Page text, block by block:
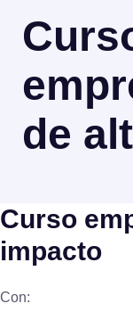
de
Curso
impacto
Con: